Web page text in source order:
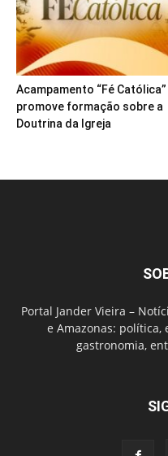
Acampamento “Fé Católica”
promove formação sobre a
Doutrina da Igreja
Portal Jander Vieira –
e Amazonas: política,
gastronomia,